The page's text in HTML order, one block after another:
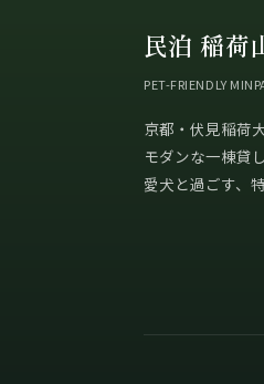
民泊 稲荷
PET-FRIENDLY
京都・伏見稲荷
モダンな一棟貸
愛犬と過ごす、